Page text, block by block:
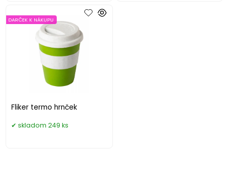
Fliker termo hrnček
DARČEK K NÁKUPU
skladom 249 ks